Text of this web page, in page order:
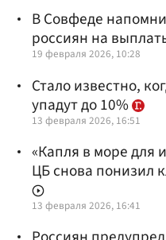
В Совфеде
россиян на
19 февраля 2026, 10:28
Стало известно,
упадут до 10%
13 февраля 2026, 16:51
«Капля в море для
ЦБ снова понизил
13 февраля 2026, 16:41